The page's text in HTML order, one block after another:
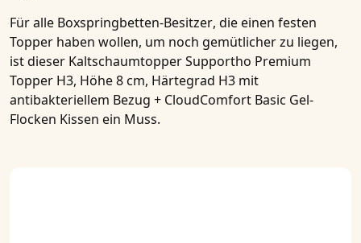
Für alle Boxspringbetten-Besitzer, die einen festen
Topper haben wollen, um noch gemütlicher zu liegen,
ist dieser Kaltschaumtopper Supportho Premium
Topper H3, Höhe 8 cm, Härtegrad H3 mit
antibakteriellem Bezug + CloudComfort Basic Gel-
Flocken Kissen ein Muss.